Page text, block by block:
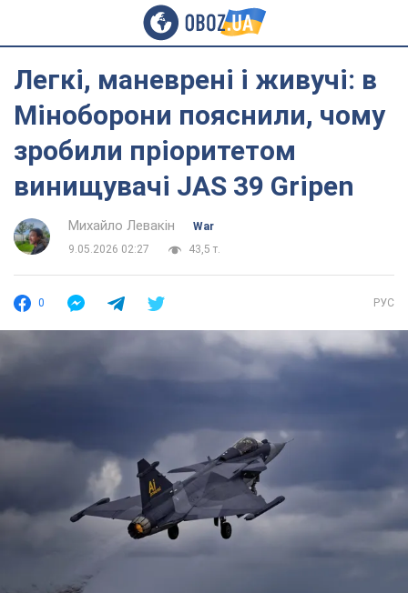
Легкі, маневрені і живучі: в
Міноборони пояснили, чому
зробили пріоритетом
винищувачі JAS 39 Gripen
Михайло Левакін
War
9.05.2026 02:27
43,5 т.
0 РУС